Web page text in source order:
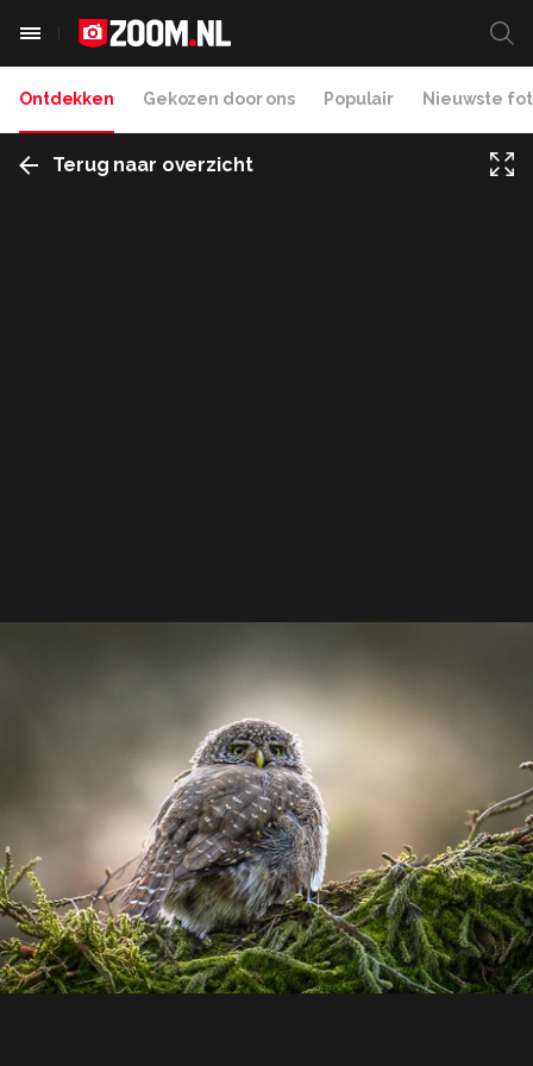
Ontdekken Gekozen door ons Populair Nieuwste
Terug naar overzicht